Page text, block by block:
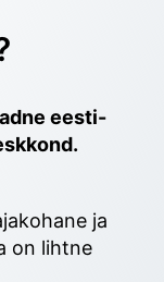
eesti-
ja
on lihtne